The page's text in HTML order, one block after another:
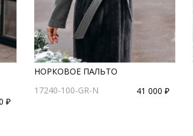
₽
НОРКОВОЕ ПАЛЬТО
17240-100-GR-N
41 000 ₽